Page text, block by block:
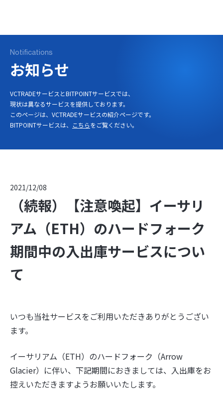
Notifications
お知らせ
VCTRADEサービスとBITPOINTサービスでは、
現状は異なるサービスを提供しております。
このページは、VCTRADEサービスの紹介ページです。
BITPOINTサービスは、
こちらをご覧ください。
2021/12/08
（続報）【注意喚起】イーサリ
アム（ETH）のハードフォーク
期間中の入出庫サービスについ
て
いつも当社サービスをご利用いただきありがとうござい
ます。
イーサリアム（ETH）のハードフォーク（Arrow
Glacier）に伴い、下記期間におきましては、入出庫をお
控えいただきますようお願いいたします。